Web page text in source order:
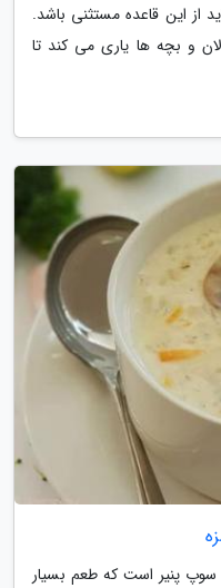
از این قاعده مستثنی باشد.
و بچه ها یاری می کند تا
پنیر است که طعم بسیار